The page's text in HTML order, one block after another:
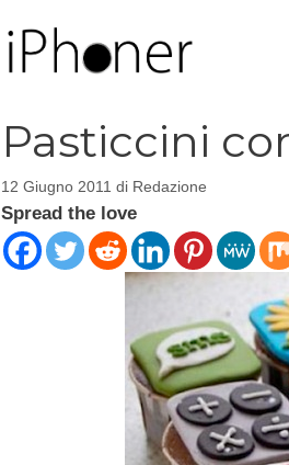
Pasticcini
12 Giugno 2011 di Redazione
Spread the love